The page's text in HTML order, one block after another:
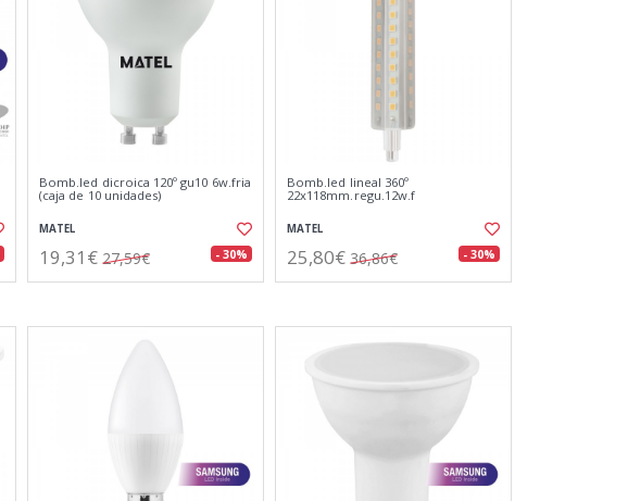
Bomb.led dicroica 120º gu10 6w.fria
(caja de 10 unidades)
MATEL
19,31€ 27,59€ - 30%
Bomb.led lineal 360º
22x118mm.regu.12w.f
MATEL
25,80€ 36,86€ - 30%